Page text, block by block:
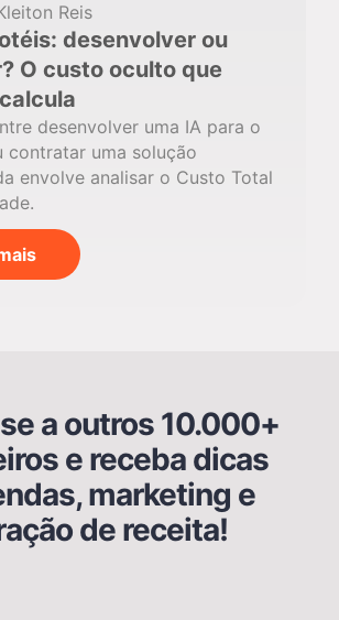
Reis
desenvolver ou
O custo oculto que
desenvolver uma IA para o
contratar uma solução
envolve analisar o Custo Total
a outros 10.000+
e receba dicas
marketing e
de receita!